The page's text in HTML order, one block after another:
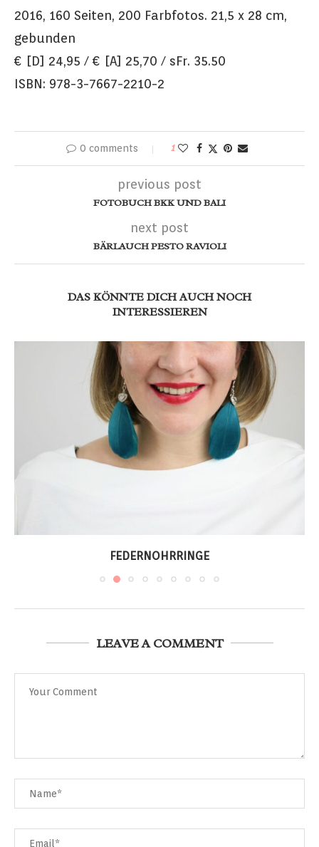
2016, 160 Seiten, 200 Farbfotos. 21,5 x 28 cm,
gebunden
€ [D] 24,95 / € [A] 25,70 / sFr. 35.50
ISBN: 978-3-7667-2210-2
0 comments 1
previous post
FOTOBUCH BKK UND BALI
next post
BÄRLAUCH PESTO RAVIOLI
DAS KÖNNTE DICH AUCH NOCH
INTERESSIEREN
FEDERNOHRRINGE
LEAVE A COMMENT